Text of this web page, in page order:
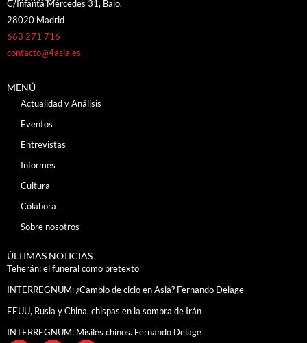
C/Infanta Mercedes 31, Bajo.
28020 Madrid
663 271 716
contacto@4asia.es
MENÚ
Actualidad y Análisis
Eventos
Entrevistas
Informes
Cultura
Colabora
Sobre nosotros
ÚLTIMAS NOTICIAS
Teherán: el funeral como pretexto
INTERREGNUM: ¿Cambio de ciclo en Asia? Fernando Delage
EEUU, Rusia y China, chispas en la sombra de Irán
INTERREGNUM: Misiles chinos. Fernando Delage